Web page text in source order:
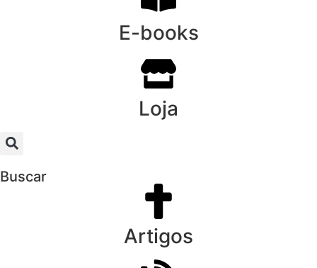
E-books
Loja
Buscar
Artigos